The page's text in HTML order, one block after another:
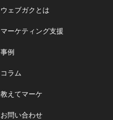
ウェブガクとは
マーケティング支援
事例
コラム
教えてマーケ
お問い合わせ